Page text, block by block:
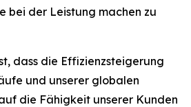
bei der Leistung machen zu
dass die Effizienzsteigerung
und unserer globalen
die Fähigkeit unserer Kunden